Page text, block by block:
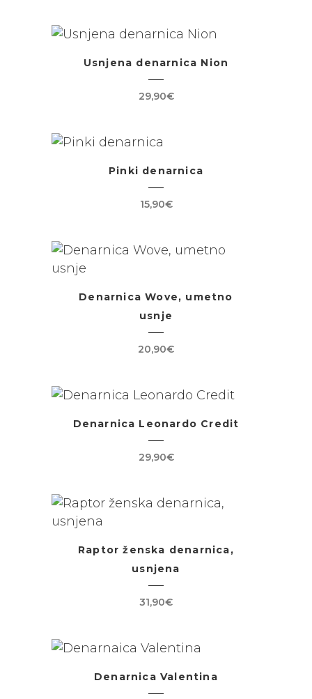
Usnjena denarnica Nion
29,90€
Pinki denarnica
15,90€
Denarnica Wove, umetno
usnje
20,90€
Denarnica Leonardo Credit
29,90€
Raptor ženska denarnica,
usnjena
31,90€
Denarnica Valentina